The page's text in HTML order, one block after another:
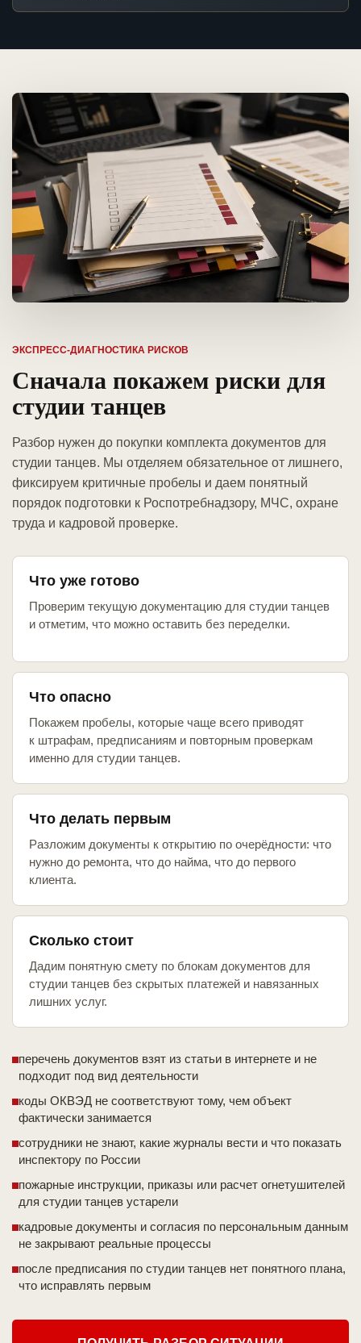
ЭКСПРЕСС-ДИАГНОСТИКА РИСКОВ
Сначала покажем риски для
студии танцев
Разбор нужен до покупки комплекта документов для
студии танцев. Мы отделяем обязательное от лишнего,
фиксируем критичные пробелы и даем понятный
порядок подготовки к Роспотребнадзору, МЧС, охране
труда и кадровой проверке.
Что уже готово
Проверим текущую документацию для студии танцев
и отметим, что можно оставить без переделки.
Что опасно
Покажем пробелы, которые чаще всего приводят
к штрафам, предписаниям и повторным проверкам
именно для студии танцев.
Что делать первым
Разложим документы к открытию по очерёдности: что
нужно до ремонта, что до найма, что до первого
клиента.
Сколько стоит
Дадим понятную смету по блокам документов для
студии танцев без скрытых платежей и навязанных
лишних услуг.
перечень документов взят из статьи в интернете и не
подходит под вид деятельности
коды ОКВЭД не соответствуют тому, чем объект
фактически занимается
сотрудники не знают, какие журналы вести и что показать
инспектору по России
пожарные инструкции, приказы или расчет огнетушителей
для студии танцев устарели
кадровые документы и согласия по персональным данным
не закрывают реальные процессы
после предписания по студии танцев нет понятного плана,
что исправлять первым